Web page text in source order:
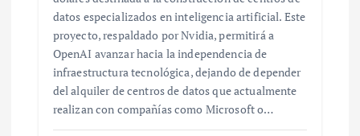
datos especializados en inteligencia artificial. Este
proyecto, respaldado por Nvidia, permitirá a
OpenAI avanzar hacia la independencia de
infraestructura tecnológica, dejando de depender
del alquiler de centros de datos que actualmente
realizan con compañías como Microsoft o…